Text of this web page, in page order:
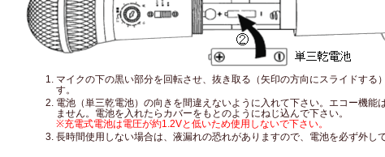
マイクの下の黒い部分を回転させ、抜き取る（矢印の方向にスライドする
す。
電池（単三乾電池）の向きを間違えないように入れて下さい。エコー機能
ません。電池を入れたらカバーをもとのようにねじ込んで下さい。
※充電式電池は電圧が約1.2Vと低いため使用しないで下さい。
長時間使用しない場合は、液漏れの恐れがありますので、電池を必ず外し